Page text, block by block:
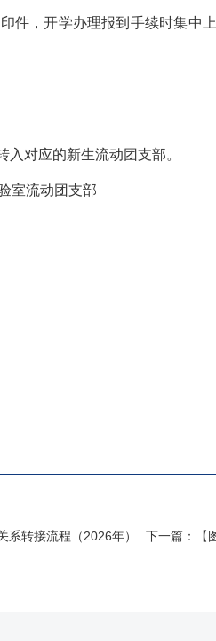
件，开学办理报到手续时集中
入对应的新生流动团支部。
室流动团支部
转接流程（2026年） 下一篇：